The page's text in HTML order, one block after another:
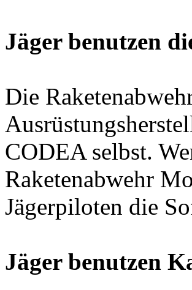
Jäger benutzen
Die
CODEA selbst.
Raketenabwehr
Jägerpiloten die
Jäger benutzen